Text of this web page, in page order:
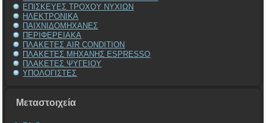
ΕΠΙΣΚΕΥΕΣ ΤΡΟΧΟΥ ΝΥΧΙΩΝ
ΗΛΕΚΤΡΟΝΙΚΑ
ΠΑΙΧΝΙΔΟΜΗΧΑΝΕΣ
ΠΕΡΙΦΕΡΕΙΑΚΑ
ΠΛΑΚΕΤΕΣ AIR CONDITION
ΠΛΑΚΕΤΕΣ ΜΗΧΑΝΗΣ ESPRESSO
ΠΛΑΚΕΤΕΣ ΨΥΓΕΙΟΥ
ΥΠΟΛΟΓΙΣΤΕΣ
Μεταστοιχεία